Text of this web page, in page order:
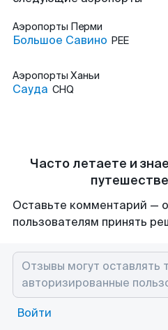
Аэропорты Перми
Большое Савино PEE
Аэропорты Ханьи
Сауда CHQ
Часто летаете и
Оставьте комментарий —
пользователям принять
Войти